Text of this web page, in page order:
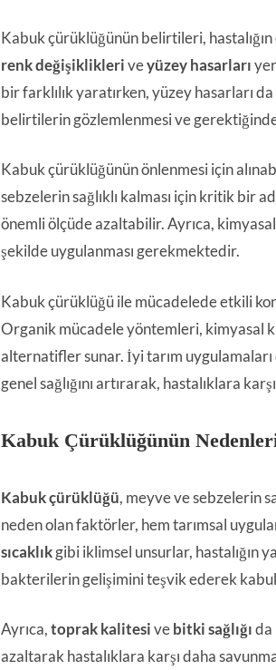
Kabuk çürüklüğünün belirtileri,
renk değişiklikleriveyüzey hasarları
bir farklılık yaratırken, yüzey hasarları
belirtilerin gözlemlenmesi ve
Kabuk çürüklüğünün önlenmesi için
sebzelerin sağlıklı kalması için kritik bir
önemli ölçüde azaltabilir. Ayrıca,
şekilde uygulanması gerekmektedir.
Kabuk çürüklüğü ile mücadelede etkili
Organik mücadele yöntemleri, kimyasal
alternatifler sunar. İyi tarım
genel sağlığını artırarak, hastalıklara
Kabuk Çürüklüğünün
Kabuk çürüklüğü, meyve ve sebzelerin
neden olan faktörler, hem tarımsal
sıcaklıkgibi iklimsel unsurlar, hastalığın
bakterilerin gelişimini teşvik ederek
Ayrıca,toprak kalitesivebitki sağlığıda
azaltarak hastalıklara karşı daha